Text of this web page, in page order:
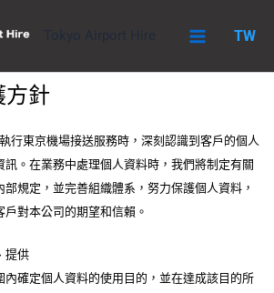
Tokyo Airport Hire TW
方針
行東京機場接送服務時，深刻認識到客戶的個人
。在業務中處理個人資料時，我們將制定有關
規定，並完善組織體系，努力保護個人資料，
對本公司的期望和信賴。
提供
內確定個人資料的使用目的，並在達成該目的所